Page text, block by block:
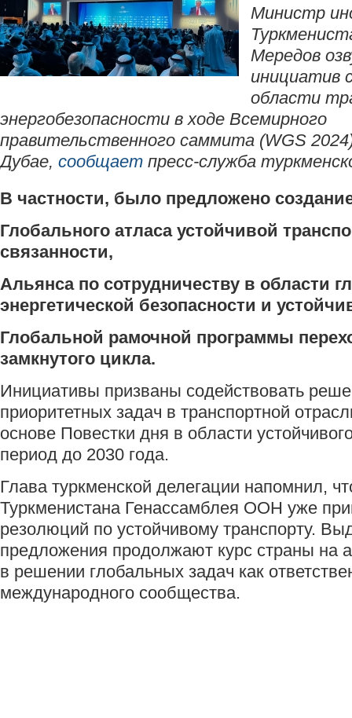
Министр
Мередов
инициатив
области
энергобезопасности в ходе Всемирного
правительственного саммита (WGS
Дубае, сообщает пресс-служба
В частности, было предложено
Глобального атласа устойчивой
связанности,
Альянса по сотрудничеству в области
энергетической безопасности и
Глобальной рамочной программы
замкнутого цикла.
Инициативы призваны содействовать
приоритетных задач в транспортной
основе Повестки дня в области
период до 2030 года.
Глава туркменской делегации напомнил,
Туркменистана Генассамблея ООН уже
резолюций по устойчивому транспорту.
предложения продолжают курс страны на
в решении глобальных задач как
международного сообщества.